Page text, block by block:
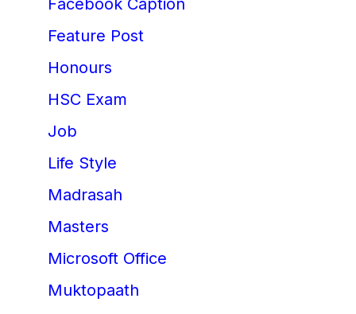
Facebook Caption
Feature Post
Honours
HSC Exam
Job
Life Style
Madrasah
Masters
Microsoft Office
Muktopaath